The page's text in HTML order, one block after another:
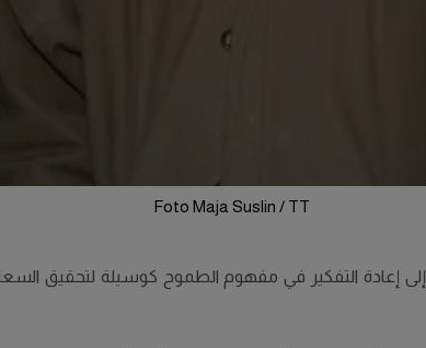
Foto Maja Suslin / TT
إعادة التفكير في مفهوم الطموح كوسيلة لتحقيق